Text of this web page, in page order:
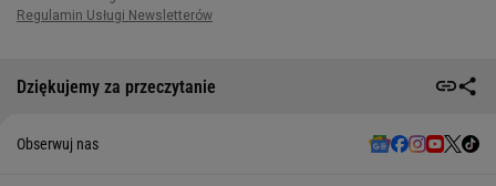
Dziękujemy za przeczytanie
Obserwuj nas